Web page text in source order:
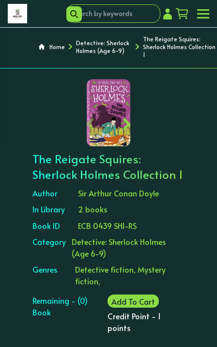
Home
Detective: Sherlock
Holmes (Age 6-9)
The Reigate Squires:
Sherlock Holmes Collection
1
‹ ›
The Reigate Squires:
Sherlock Holmes Collection 1
Author
Sir Arthur Conan Doyle
In Library
2 books
Book ID
ECB 0439 SH1-RS
Category Detective: Sherlock Holmes
(Age 6-9)
Genres
Detective fiction, Mystery
fiction,
Remaining - (0)
Book
Add To Cart
Credit Point - 1
points